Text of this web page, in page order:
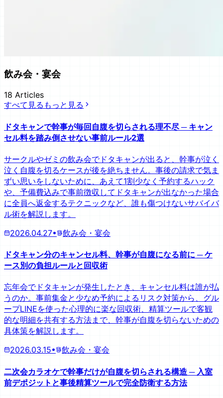
飲み会・宴会
18 Articles
すべて見る もっと見る
ドタキャンで幹事が毎回自腹を切らされる理不尽 ─ キャン
セル料を踏み倒させない事前ルール2選
サークルやゼミの飲み会でドタキャンが出ると、幹事が泣く
泣く自腹を切るケースが後を絶ちません。事後の請求で気ま
ずい思いをしないために、あえて1割少なく予約するハック
や、予備費込みで事前徴収してドタキャンが出なかった場合
に全員へ返金するテクニックなど、誰も傷つけないサバイバ
ル術を解説します。
2026.04.27• 飲み会・宴会
ドタキャン分のキャンセル料、幹事が自腹になる前に ─ ケ
ース別の負担ルールと回収術
忘年会でドタキャンが発生したとき、キャンセル料は誰が払
うのか。事前集金と少なめ予約によるリスク対策から、グル
ープLINEを使った心理的に楽な回収術、精算ツールで客観
的な明細を共有する方法まで、幹事が自腹を切らないための
具体策を解説します。
2026.03.15• 飲み会・宴会
二次会カラオケで幹事だけが自腹を切らされる構造 ─ 入室
前デポジットと事後精算ツールで完全防衛する方法